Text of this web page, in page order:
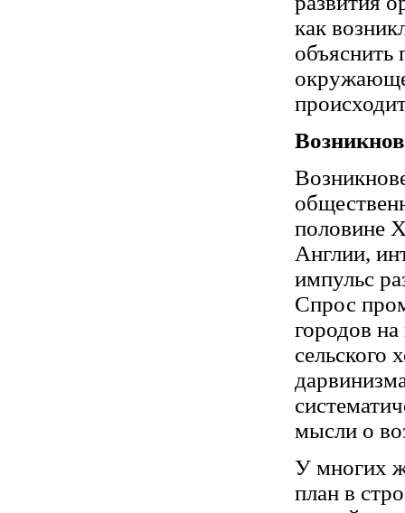
как
объяснить
половине
Англии,
импульс
Спрос
городов
сельского
мысли о
У многих
план в